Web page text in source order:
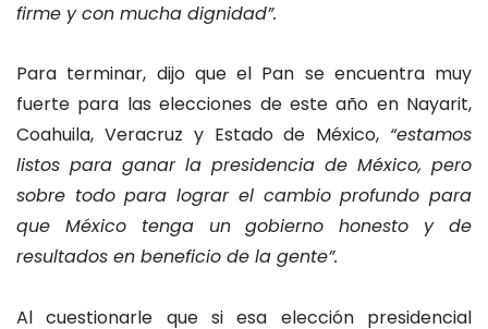
firme y con mucha dignidad”.
Para terminar, dijo que el Pan se encuentra muy
fuerte para las elecciones de este año en Nayarit,
Coahuila, Veracruz y Estado de México, “estamos
listos para ganar la presidencia de México, pero
sobre todo para lograr el cambio profundo para
que México tenga un gobierno honesto y de
resultados en beneficio de la gente”.
Al cuestionarle que si esa elección presidencial